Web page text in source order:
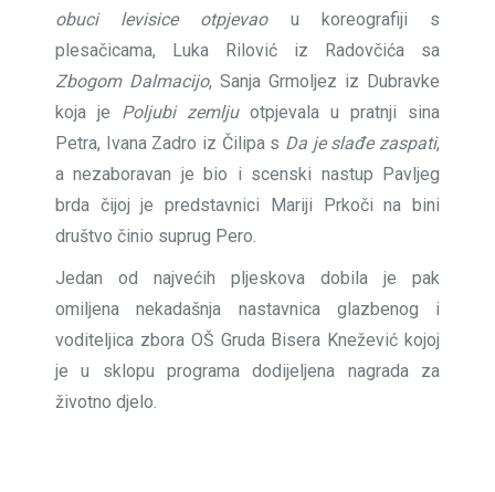
obuci levisice otpjevaou koreografiji s
plesačicama, Luka Rilović iz Radovčića sa
Zbogom Dalmacijo, Sanja Grmoljez iz Dubravke
koja je Poljubi zemljuotpjevala u pratnji sina
Petra, Ivana Zadro iz Čilipa s Da je slađe zaspati,
a nezaboravan je bio i scenski nastup Pavljeg
brda čijoj je predstavnici Mariji Prkoči na bini
društvo činio suprug Pero.
Jedan od najvećih pljeskova dobila je pak
omiljena nekadašnja nastavnica glazbenog i
voditeljica zbora OŠ Gruda Bisera Knežević kojoj
je u sklopu programa dodijeljena nagrada za
životno djelo.